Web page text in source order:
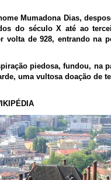
Mumadona Dias,
do século X até ao
volta de 928, entrando na
piedosa, fundou, na
uma vultosa doação de